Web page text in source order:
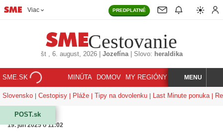
Viac PREDPLATNÉ
Cestovanie
št, 6. august, 2026| Jozefína| Slovo: heraldika
SME.SK MINÚTA DOMOV MY REGIÓNY KORZÁR
HĽADAJMENU
Slovensko Cestopisy Pláže Tipy na dovolenku Last Minute ponuka
POST.sk
19. jún 2025 o 11:02